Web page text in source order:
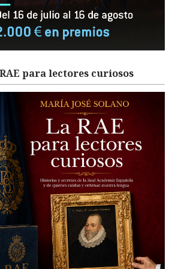
para lectores curiosos